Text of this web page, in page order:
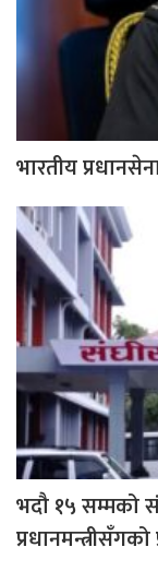
भारतीय
भदौ १५ सम्मको
प्रधानमन्त्रीसँगको